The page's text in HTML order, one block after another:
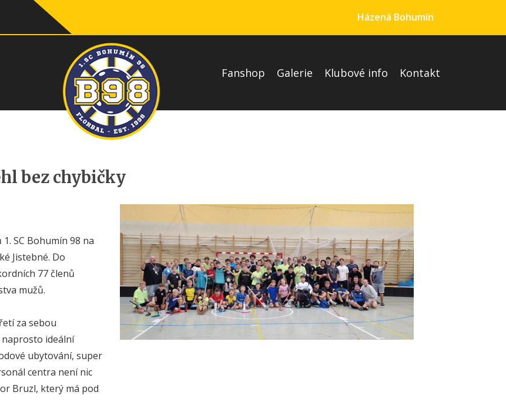
Házená Bohumín
Fanshop Galerie Klubové info Kontakt
bez chybičky
SC Bohumín 98 na
Jistebné. Do
77 členů
mužů.
za sebou
naprosto ideální
ubytování, super
centra není nic
Bruzl, který má pod